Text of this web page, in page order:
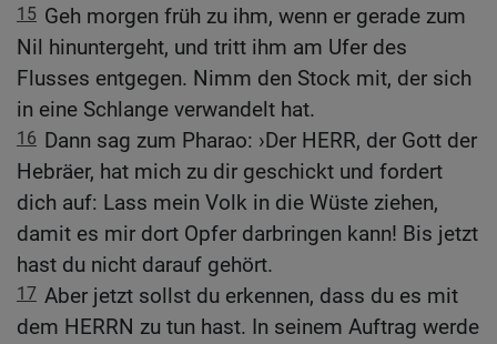
15 Geh morgen früh zu ihm, wenn er gerade zum
Nil hinuntergeht, und tritt ihm am Ufer des
Flusses entgegen. Nimm den Stock mit, der sich
in eine Schlange verwandelt hat.
16 Dann sag zum Pharao: ›Der HERR, der Gott der
Hebräer, hat mich zu dir geschickt und fordert
dich auf: Lass mein Volk in die Wüste ziehen,
damit es mir dort Opfer darbringen kann! Bis jetzt
hast du nicht darauf gehört.
17 Aber jetzt sollst du erkennen, dass du es mit
dem HERRN zu tun hast. In seinem Auftrag werde